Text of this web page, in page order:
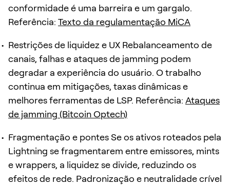
conformidade é uma barreira e um gargalo.
Referência: Texto da regulamentação MiCA
Restrições de liquidez e UX Rebalanceamento de
canais, falhas e ataques de jamming podem
degradar a experiência do usuário. O trabalho
continua em mitigações, taxas dinâmicas e
melhores ferramentas de LSP. Referência: Ataques
de jamming (Bitcoin Optech)
Fragmentação e pontes Se os ativos roteados pela
Lightning se fragmentarem entre emissores, mints
e wrappers, a liquidez se divide, reduzindo os
efeitos de rede. Padronização e neutralidade crível